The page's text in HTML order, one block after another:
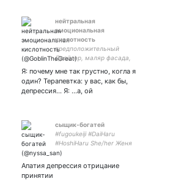
нейтральная
эмоциональная
кислотность
предположительный
Драйзер, маляр фасада,
гик™, адепт культа
личности Боуи, ценитель
пионеров-алкоголиков
Я: почему мне так грустно, когла я
один? Терапевтка: у вас, как бы,
депрессия... Я: ...а, ой
сыщик-богатей
#fugoukeiji #DaiHaru
#HoshiHaru She/her Женя
Аккаунт посвящён себе
детективу 💞💵 Знаю я
Апатия депрессия отрицание
принятии